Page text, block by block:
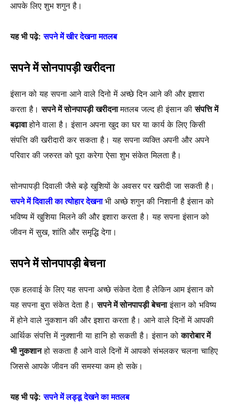
आपके लिए शुभ शगुन है।
यह भी पढ़े: सपने में खीर देखना मतलब
सपने में सोनपापड़ी खरीदना
इंसान को यह सपना आने वाले दिनो में अच्छे दिन आने की और इशारा
करता है।सपने में सोनपापड़ी खरीदनामतलब जल्द ही इंसान कीसंपत्ति में
बढ़ावाहोने वाला है। इंसान अपना खुद का घर या कार्य के लिए किसी
संपत्ति की खरीदारी कर सकता है। यह सपना व्यक्ति अपनी और अपने
परिवार की जरुरत को पूरा करेगा ऐसा शुभ संकेत मिलता है।
सोनपापड़ी दिवाली जैसे बड़े खुशियों के अवसर पर खरीदी जा सकती है।
सपने में दिवाली का त्योहार देखना भी अच्छे शगुन की निशानी है इंसान को
भविष्य में खुशिया मिलने की और इशारा करता है। यह सपना इंसान को
जीवन में सुख, शांति और समृद्धि देगा।
सपने में सोनपापड़ी बेचना
एक हलवाई के लिए यह सपना अच्छे संकेत देता है लेकिन आम इंसान को
यह सपना बुरा संकेत देता है।सपने में सोनपापड़ी बेचनाइंसान को भविष्य
में होने वाले नुकशान की और इशारा करता है। आने वाले दिनों में आपकी
आर्थिक संपत्ति में नुक्शानी या हानि हो सकती है। इंसान कोकारोबार में
भी नुकशानहो सकता है आने वाले दिनों में आपको संभलकर चलना चाहिए
जिससे आपके जीवन की समस्या कम हो सके।
यह भी पढ़े: सपने में लड्डू देखने का मतलब